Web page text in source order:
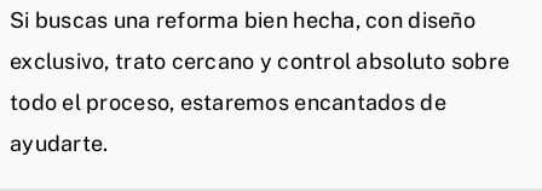
Si buscas una reforma bien hecha, con diseño
exclusivo, trato cercano y control absoluto sobre
todo el proceso, estaremos encantados de
ayudarte.